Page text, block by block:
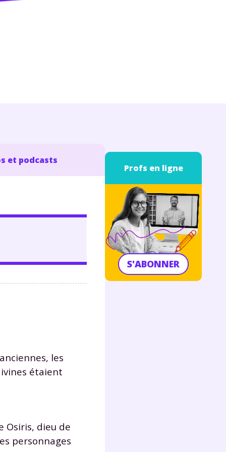
et podcasts
les
étaient
Osiris, dieu de
personnages
Profs en ligne
S'ABONNER